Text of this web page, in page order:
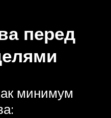
перед
минимум